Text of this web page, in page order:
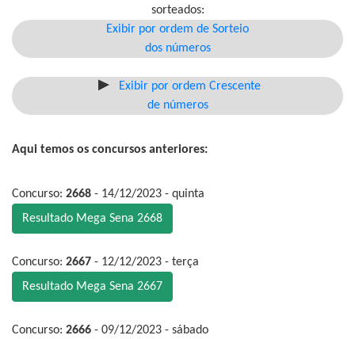
sorteados:
Exibir por ordem de Sorteio
dos números
Exibir por ordem Crescente
de números
Aqui temos os concursos anteriores:
Concurso: 2668 - 14/12/2023 - quinta
Resultado Mega Sena 2668
Concurso: 2667 - 12/12/2023 - terça
Resultado Mega Sena 2667
Concurso: 2666 - 09/12/2023 - sábado